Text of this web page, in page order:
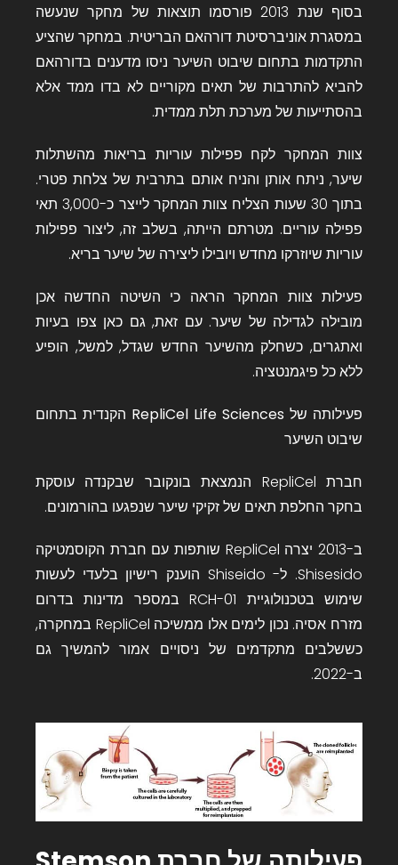
בסוף שנת 2013 פורסמו תוצאות של מחקר שנעשה
במסגרתאוניברסיטת דורהאם הבריטית. במחקר שהציע
התקדמות בתחום שיבוט השיער ניסו מדענים בדורהאם
להביא להתרבות של תאים מקוריים לא בדו ממד אלא
בהסתייעות של מערכת תלת ממדית.
צוות המחקר לקח פפילות עוריות בריאות מהשתלות
שיער, ניתח אותן והניח אותם בתרבית של צלחת פטרי.
בתוך 30 שעות הצליח צוות המחקר לייצר כ-3,000 תאי
פפילה עוריים. מטרתם הייתה, בשלב זה, ליצור פפילות
עוריות שיוזרקו מחדש ויובילו ליצירה של שיער בריא.
פעילות צוות המחקר הראה כי השיטה החדשה אכן
מובילה לגדילה של שיער. עם זאת, גם כאן צפו בעיות
ואתגרים, כשחלק מהשיער החדש שגדל, למשל, הופיע
ללא כל פיגמנטציה.
פעילותה של RepliCel Life Sciences הקנדית בתחום
שיבוט השיער
חברת RepliCel
הנמצאת בונקובר שבקנדה עוסקת
בחקר החלפת תאים של זקיקי שיער שנפגעו בהורמונים.
ב-2013 יצרה RepliCel שותפות עם חברת הקוסמטיקה
Shisesido
. ל- Shiseido הוענק רישיון בלעדי לעשות
שימוש בטכנולוגיית RCH-01
במספר מדינות בדרום
מזרח אסיה. נכון לימים אלו ממשיכה RepliCel במחקרה,
כששלבים מתקדמים של ניסויים אמור להמשיך גם
ב-2022.